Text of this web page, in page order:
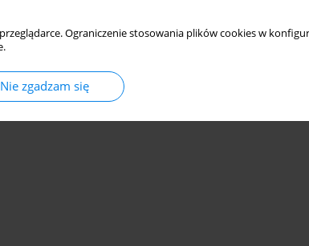
Ograniczenie stosowania plików cookies w
Nie zgadzam się